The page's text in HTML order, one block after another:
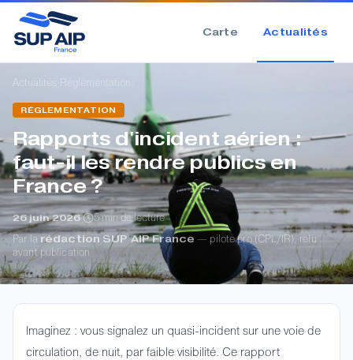
Carte Actualités
Actualités Réglementation
RÉGLEMENTATION
Rapports d'incident aérien :
faut-il les rendre publics en
France ?
26 juin 2026·
5 min de lecture
Par la rédaction SUP AIP France — pilote pro (CPL/IR), relu
avant publication
Imaginez : vous signalez un quasi-incident sur une voie de
circulation, de nuit, par faible visibilité. Ce rapport